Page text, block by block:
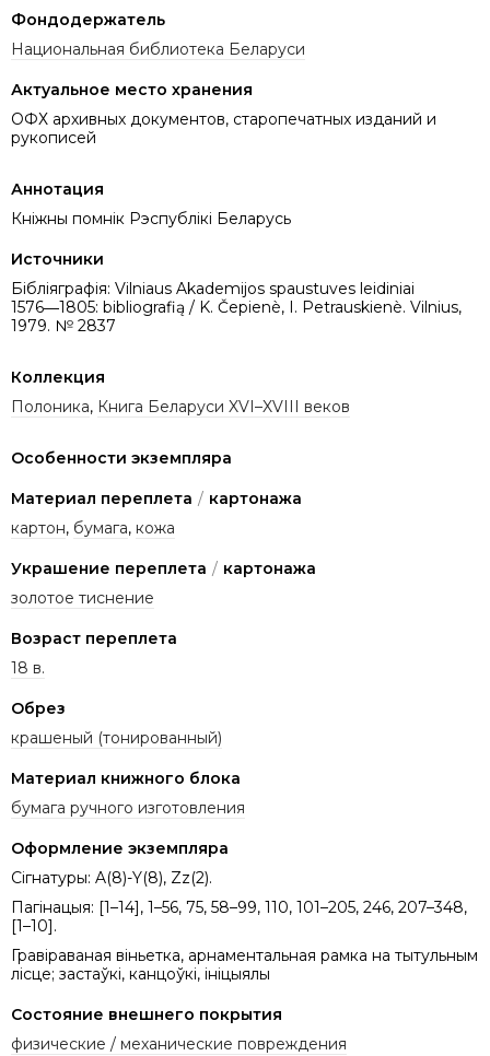
Фондодержатель
Национальная библиотека Беларуси
Актуальное место хранения
ОФХ архивных документов, старопечатных изданий и
рукописей
Аннотация
Кніжны помнік Рэспублікі Беларусь
Источники
Бібліяграфія: Vilniaus Akademijos spaustuves leidiniai
1576―1805: bibliografią / K. Čepienè, I. Petrauskienè. Vilnius,
1979. № 2837
Коллекция
Полоника, Книга Беларуси XVI–XVIII веков
Особенности экземпляра
Материал переплета / картонажа
картон, бумага, кожа
Украшение переплета / картонажа
золотое тиснение
Возраст переплета
18 в.
Обрез
крашеный (тонированный)
Материал книжного блока
бумага ручного изготовления
Оформление экземпляра
Сігнатуры: A(8)-Y(8), Zz(2).
Пагінацыя: [1–14], 1–56, 75, 58–99, 110, 101–205, 246, 207–348,
[1–10].
Гравіраваная віньетка, арнаментальная рамка на тытульным
лісце; застаўкі, канцоўкі, ініцыялы
Состояние внешнего покрытия
физические / механические повреждения